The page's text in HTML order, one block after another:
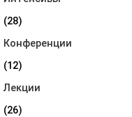
(28)
Конференции
(12)
Лекции
(26)